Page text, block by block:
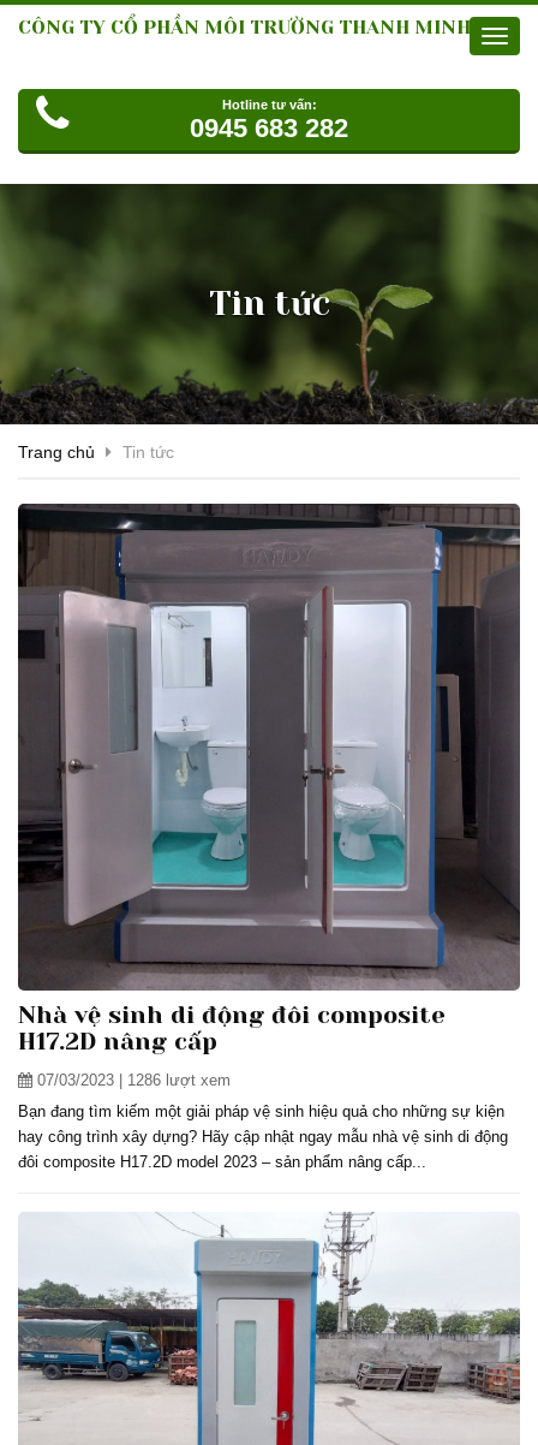
CÔNG TY CỔ PHẦN MÔI TRƯỜNG THANH MINH
Hotline tư vấn:
0945 683 282
Tin tức
Trang chủ Tin tức
Nhà vệ sinh di động đôi composite
H17.2D nâng cấp
07/03/2023 | 1286 lượt xem
Bạn đang tìm kiếm một giải pháp vệ sinh hiệu quả cho những sự kiện
hay công trình xây dựng? Hãy cập nhật ngay mẫu nhà vệ sinh di động
đôi composite H17.2D model 2023 – sản phẩm nâng cấp...